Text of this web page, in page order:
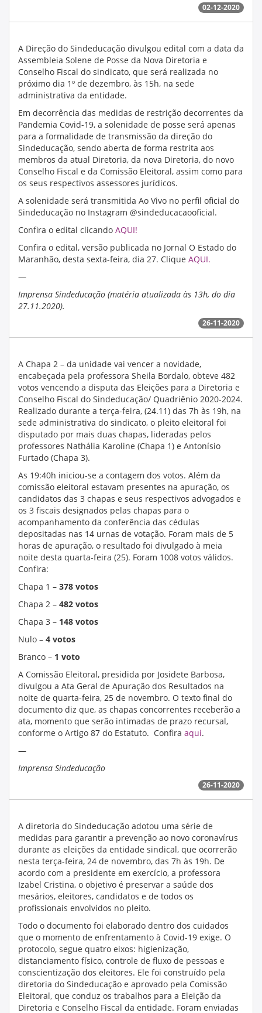
02-12-2020
A Direção do Sindeducação divulgou edital com a data da
Assembleia Solene de Posse da Nova Diretoria e
Conselho Fiscal do sindicato, que será realizada no
próximo dia 1º de dezembro, às 15h, na sede
administrativa da entidade.
Em decorrência das medidas de restrição decorrentes da
Pandemia Covid-19, a solenidade de posse será apenas
para a formalidade de transmissão da direção do
Sindeducação, sendo aberta de forma restrita aos
membros da atual Diretoria, da nova Diretoria, do novo
Conselho Fiscal e da Comissão Eleitoral, assim como para
os seus respectivos assessores jurídicos.
A solenidade será transmitida Ao Vivo no perfil oficial do
Sindeducação no Instagram @sindeducacaooficial.
Confira o edital clicando AQUI!
Confira o edital, versão publicada no Jornal O Estado do
Maranhão, desta sexta-feira, dia 27. Clique AQUI.
—
Imprensa Sindeducação (matéria atualizada às 13h, do dia
27.11.2020).
26-11-2020
A Chapa 2 – da unidade vai vencer a novidade,
encabeçada pela professora Sheila Bordalo, obteve 482
votos vencendo a disputa das Eleições para a Diretoria e
Conselho Fiscal do Sindeducação/ Quadriênio 2020-2024.
Realizado durante a terça-feira, (24.11) das 7h às 19h, na
sede administrativa do sindicato, o pleito eleitoral foi
disputado por mais duas chapas, lideradas pelos
professores Nathália Karoline (Chapa 1) e Antonísio
Furtado (Chapa 3).
As 19:40h iniciou-se a contagem dos votos. Além da
comissão eleitoral estavam presentes na apuração, os
candidatos das 3 chapas e seus respectivos advogados e
os 3 fiscais designados pelas chapas para o
acompanhamento da conferência das cédulas
depositadas nas 14 urnas de votação. Foram mais de 5
horas de apuração, o resultado foi divulgado à meia
noite desta quarta-feira (25). Foram 1008 votos válidos.
Confira:
Chapa 1 – 378 votos
Chapa 2 – 482 votos
Chapa 3 – 148 votos
Nulo – 4 votos
Branco – 1 voto
A Comissão Eleitoral, presidida por Josidete Barbosa,
divulgou a Ata Geral de Apuração dos Resultados na
noite de quarta-feira, 25 de novembro. O texto final do
documento diz que, as chapas concorrentes receberão a
ata, momento que serão intimadas de prazo recursal,
conforme o Artigo 87 do Estatuto. Confira aqui.
—
Imprensa Sindeducação
26-11-2020
A diretoria do Sindeducação adotou uma série de
medidas para garantir a prevenção ao novo coronavírus
durante as eleições da entidade sindical, que ocorrerão
nesta terça-feira, 24 de novembro, das 7h às 19h. De
acordo com a presidente em exercício, a professora
Izabel Cristina, o objetivo é preservar a saúde dos
mesários, eleitores, candidatos e de todos os
profissionais envolvidos no pleito.
Todo o documento foi elaborado dentro dos cuidados
que o momento de enfrentamento à Covid-19 exige. O
protocolo, segue quatro eixos: higienização,
distanciamento físico, controle de fluxo de pessoas e
conscientização dos eleitores. Ele foi construído pela
diretoria do Sindeducação e aprovado pela Comissão
Eleitoral, que conduz os trabalhos para a Eleição da
Diretoria e Conselho Fiscal da entidade. Foram enviadas